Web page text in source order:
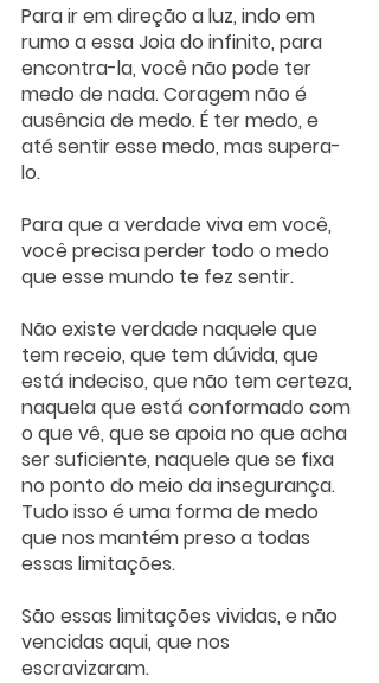
Para ir em direção a luz, indo em
rumo a essa Joia do infinito, para
encontra-la, você não pode ter
medo de nada. Coragem não é
ausência de medo. É ter medo, e
até sentir esse medo, mas supera-
lo.
Para que a verdade viva em você,
você precisa perder todo o medo
que esse mundo te fez sentir.
Não existe verdade naquele que
tem receio, que tem dúvida, que
está indeciso, que não tem certeza,
naquela que está conformado com
o que vê, que se apoia no que acha
ser suficiente, naquele que se fixa
no ponto do meio da insegurança.
Tudo isso é uma forma de medo
que nos mantém preso a todas
essas limitações.
São essas limitações vividas, e não
vencidas aqui, que nos
escravizaram.